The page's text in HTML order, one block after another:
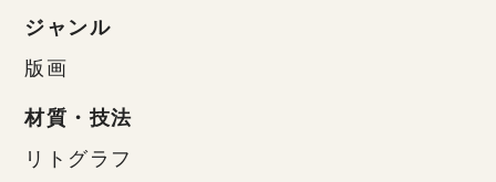
ジャンル
版画
材質・技法
リトグラフ